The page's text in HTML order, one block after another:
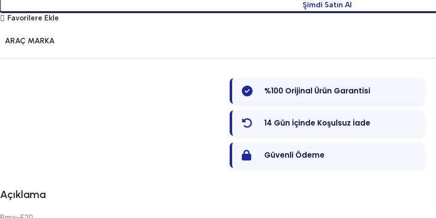
Şimdi Satın Al
Favorilere Ekle
ARAÇ MARKA
%100 Orijinal Ürün Garantisi
14 Gün İçinde Koşulsuz İade
Güvenli Ödeme
Açıklama